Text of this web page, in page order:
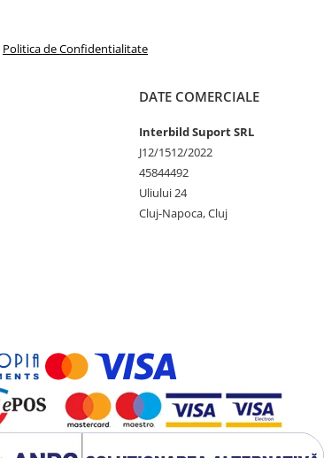
Politica de Confidentialitate
DATE COMERCIALE
Interbild Suport SRL
J12/1512/2022
45844492
Uliului 24
Cluj-Napoca, Cluj